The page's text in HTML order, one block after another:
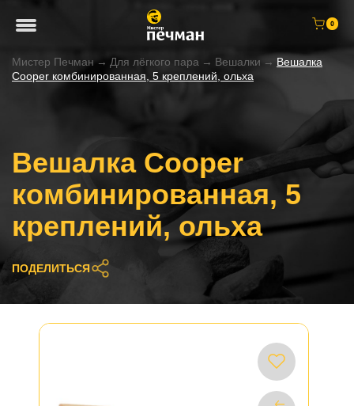
0
Мистер Печман → Для лёгкого пара → Вешалки → Вешалка
Cooper комбинированная, 5 креплений, ольха
Вешалка Cooper
комбинированная, 5
креплений, ольха
ПОДЕЛИТЬСЯ